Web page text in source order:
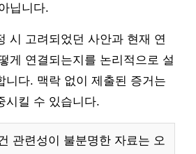
닙니다.
시 고려되었던 사안과 현재 연
게 연결되는지를 논리적으로 설
니다. 맥락 없이 제출된 증거는
시킬 수 있습니다.
관련성이 불분명한 자료는 오